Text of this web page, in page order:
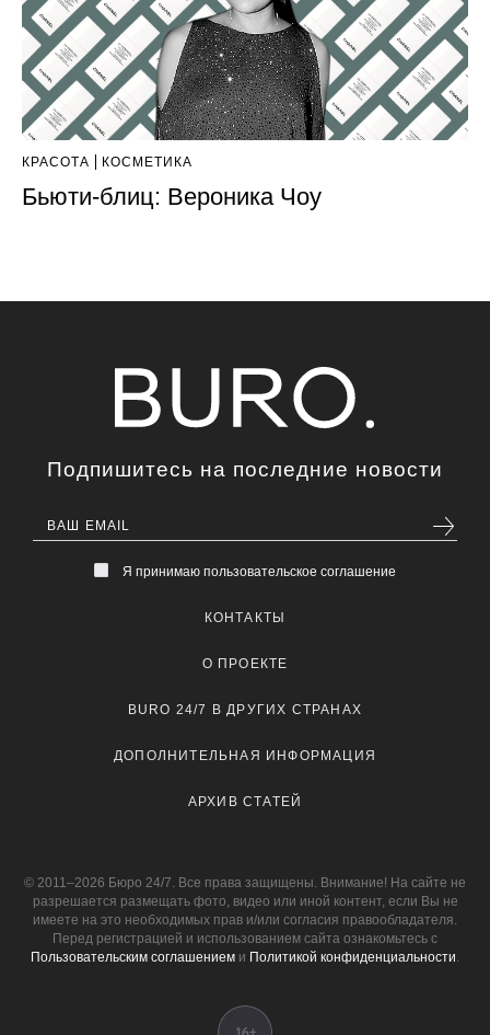
КРАСОТА КОСМЕТИКА
Бьюти-блиц: Вероника Чоу
Подпишитесь на последние новости
Я принимаю пользовательское соглашение
КОНТАКТЫ
О ПРОЕКТЕ
BURO 24/7 В ДРУГИХ СТРАНАХ
ДОПОЛНИТЕЛЬНАЯ ИНФОРМАЦИЯ
АРХИВ СТАТЕЙ
© 2011–2026 Бюро 24/7. Все права защищены. Внимание! На сайте не
разрешается размещать фото, видео или иной контент, если Вы не
имеете на это необходимых прав и/или согласия правообладателя.
Перед регистрацией и использованием сайта ознакомьтесь с
Пользовательским соглашением и Политикой конфиденциальности